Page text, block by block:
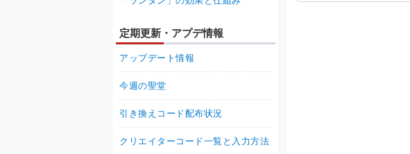
定期更新・アプデ情報
アップデート情報
今週の聖堂
引き換えコード配布状況
クリエイターコード一覧と入力方法